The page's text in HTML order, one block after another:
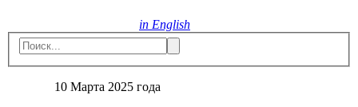
in English
10 Марта 2025 года